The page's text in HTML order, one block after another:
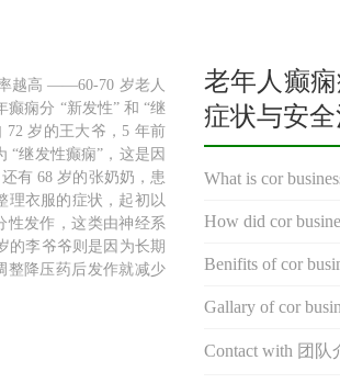
越高 ——60-70 岁老人
癫痫分 “新发性” 和 “继
72 岁的王大爷，5 年前
“继发性癫痫”，这是因
有 68 岁的张奶奶，患
理衣服的症状，起初以
性发作，这类由神经系
的李爷爷则是因为长期
整降压药后发作就减少
老年人癫痫
症状与安
What is cor
How did cor
Benifits of cor
Gallary of cor
Contact with 团队